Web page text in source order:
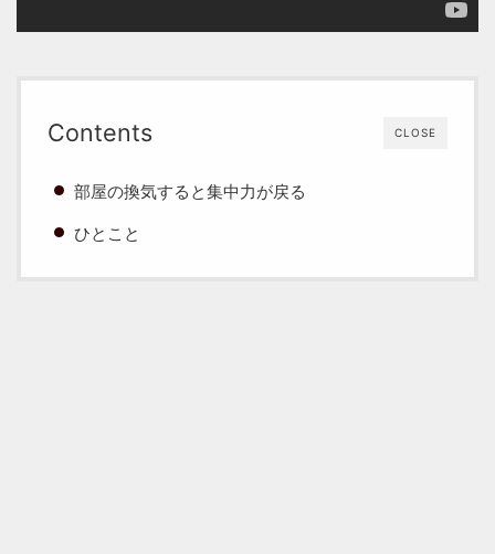
CLOSE
Contents
部屋の換気すると集中力が戻る
ひとこと